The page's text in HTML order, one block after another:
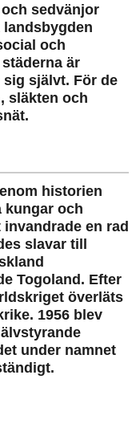
sedvänjor
och
är
självt. För de
släkten och
historien
kungar och
en rad
slavar till
Togoland. Efter
överläts
1956 blev
under namnet